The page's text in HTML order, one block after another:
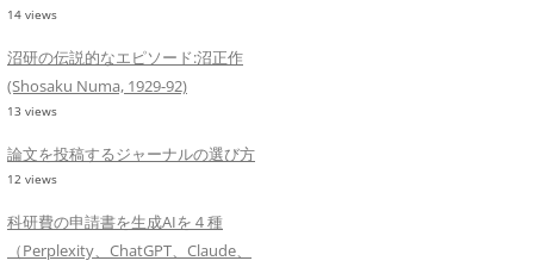
14 views
沼研の伝説的なエピソード:沼正作
(Shosaku Numa, 1929-92)
13 views
論文を投稿するジャーナルの選び方
12 views
科研費の申請書を生成AIを４種
（Perplexity、ChatGPT、Claude、